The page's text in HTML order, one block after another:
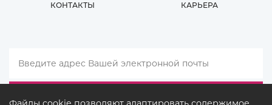
КОНТАКТЫ КАРЬЕРА